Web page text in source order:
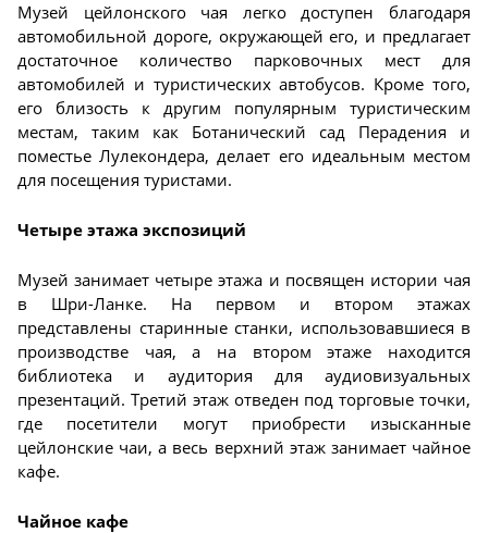
Музей цейлонского чая легко доступен благодаря
автомобильной дороге, окружающей его, и предлагает
достаточное количество парковочных мест для
автомобилей и туристических автобусов. Кроме того,
его близость к другим популярным туристическим
местам, таким как Ботанический сад Перадения и
поместье Лулекондера, делает его идеальным местом
для посещения туристами.
Четыре этажа экспозиций
Музей занимает четыре этажа и посвящен истории чая
в Шри-Ланке. На первом и втором этажах
представлены старинные станки, использовавшиеся в
производстве чая, а на втором этаже находится
библиотека и аудитория для аудиовизуальных
презентаций. Третий этаж отведен под торговые точки,
где посетители могут приобрести изысканные
цейлонские чаи, а весь верхний этаж занимает чайное
кафе.
Чайное кафе